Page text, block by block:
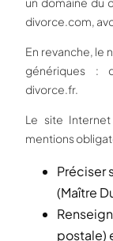
divorce.com,
En revanche, le
génériques :
divorce.fr.
Le site
mentions
Préciser
(Maître
postale)